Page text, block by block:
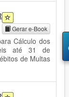
Gerar e-Book
Cálculo dos
até 31 de
de Multas